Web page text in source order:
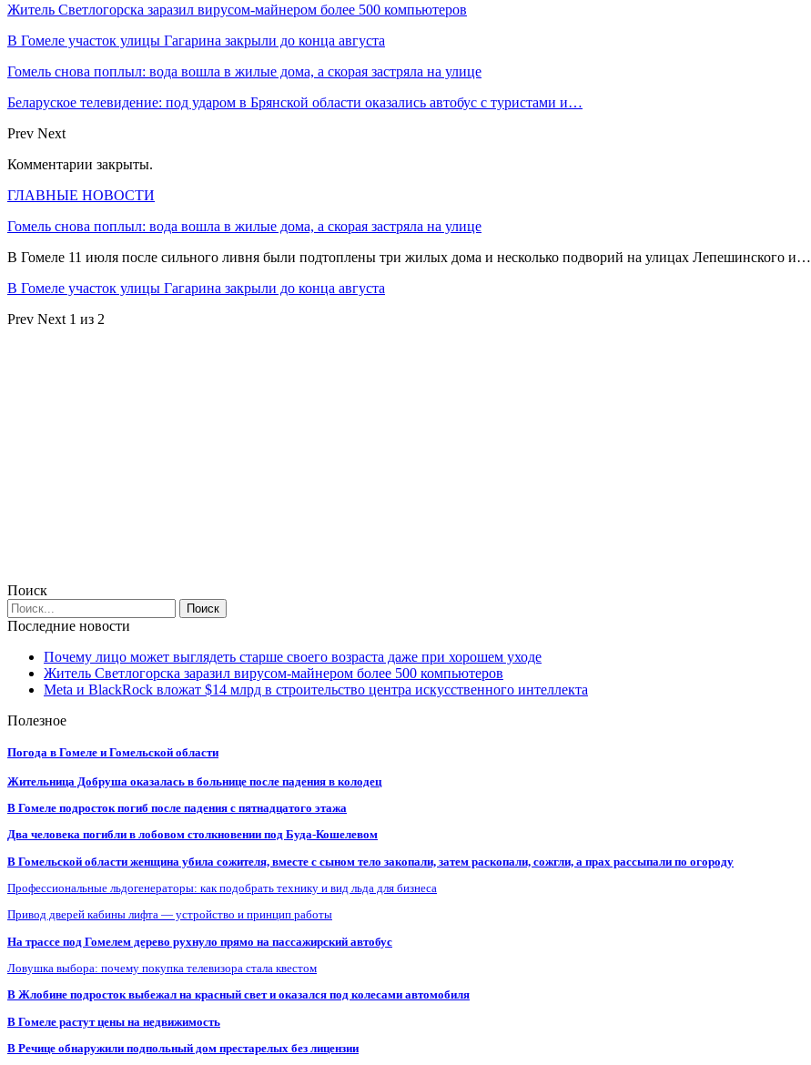
Житель Светлогорска заразил вирусом-майнером более 500 компьютеров
В Гомеле участок улицы Гагарина закрыли до конца августа
Гомель снова поплыл: вода вошла в жилые дома, а скорая застряла на улице
Беларуское телевидение: под ударом в Брянской области оказались автобус с туристами и…
Prev Next
Комментарии закрыты.
ГЛАВНЫЕ НОВОСТИ
Гомель снова поплыл: вода вошла в жилые дома, а скорая застряла на улице
В Гомеле 11 июля после сильного ливня были подтоплены три жилых дома и несколько подворий на улицах Лепешинского и…
В Гомеле участок улицы Гагарина закрыли до конца августа
Prev Next 1 из 2
Поиск
Последние новости
Почему лицо может выглядеть старше своего возраста даже при хорошем уходе
Житель Светлогорска заразил вирусом-майнером более 500 компьютеров
Meta и BlackRock вложат $14 млрд в строительство центра искусственного интеллекта
Полезное
Погода в Гомеле и Гомельской области
Жительница Добруша оказалась в больнице после падения в колодец
В Гомеле подросток погиб после падения с пятнадцатого этажа
Два человека погибли в лобовом столкновении под Буда-Кошелевом
В Гомельской области женщина убила сожителя, вместе с сыном тело закопали, затем раскопали, сожгли, а прах рассыпали по огороду
Профессиональные льдогенераторы: как подобрать технику и вид льда для бизнеса
Привод дверей кабины лифта — устройство и принцип работы
На трассе под Гомелем дерево рухнуло прямо на пассажирский автобус
Ловушка выбора: почему покупка телевизора стала квестом
В Жлобине подросток выбежал на красный свет и оказался под колесами автомобиля
В Гомеле растут цены на недвижимость
В Речице обнаружили подпольный дом престарелых без лицензии